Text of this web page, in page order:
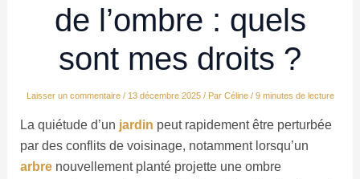
de l’ombre : quels
sont mes droits ?
Laisser un commentaire / 13 décembre 2025 / Par Céline / 9 minutes de lecture
La quiétude d’un jardin peut rapidement être perturbée
par des conflits de voisinage, notamment lorsqu’un
arbrenouvellement planté projette une ombre